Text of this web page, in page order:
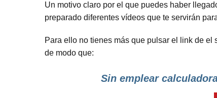
Un motivo claro por el que puedes haber
preparado diferentes vídeos que te servirán
Para ello no tienes más que pulsar el link de
de modo que:
Sin emplear